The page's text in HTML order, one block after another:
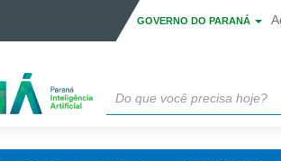
GOVERNO DO PARANÁ